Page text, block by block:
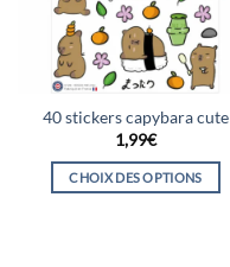
40 stickers capybara cute
1,99€
CHOIX DES OPTIONS